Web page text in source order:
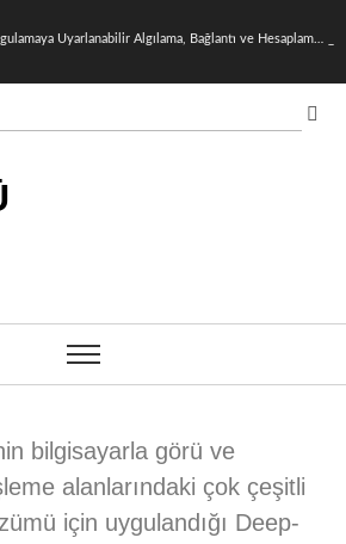
AI Platformu 2026 Yılına Güçlü Bir Başlangıç Yaptı
bilgisayarla görü ve
alanlarındaki çok çeşitli
için uygulandığı Deep-